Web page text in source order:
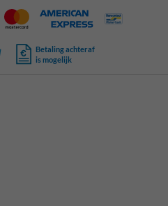
Betaling achteraf
is mogelijk